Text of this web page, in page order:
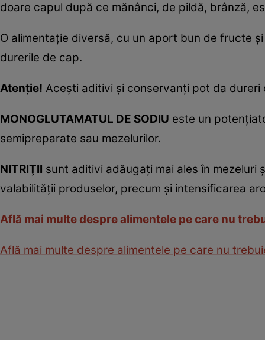
doare capul după ce mănânci, de pildă, brânză,
O alimentaţie diversă, cu un aport bun de fructe
durerile de cap.
Atenţie! Aceşti aditivi şi conservanţi pot da dureri
MONOGLUTAMATUL DE SODIU este un
semipreparate sau mezelurilor.
NITRIŢII sunt aditivi adăugaţi mai ales în
valabilităţii produselor, precum şi intensificarea
Află mai multe despre alimentele pe care nu
Află mai multe despre alimentele pe care nu